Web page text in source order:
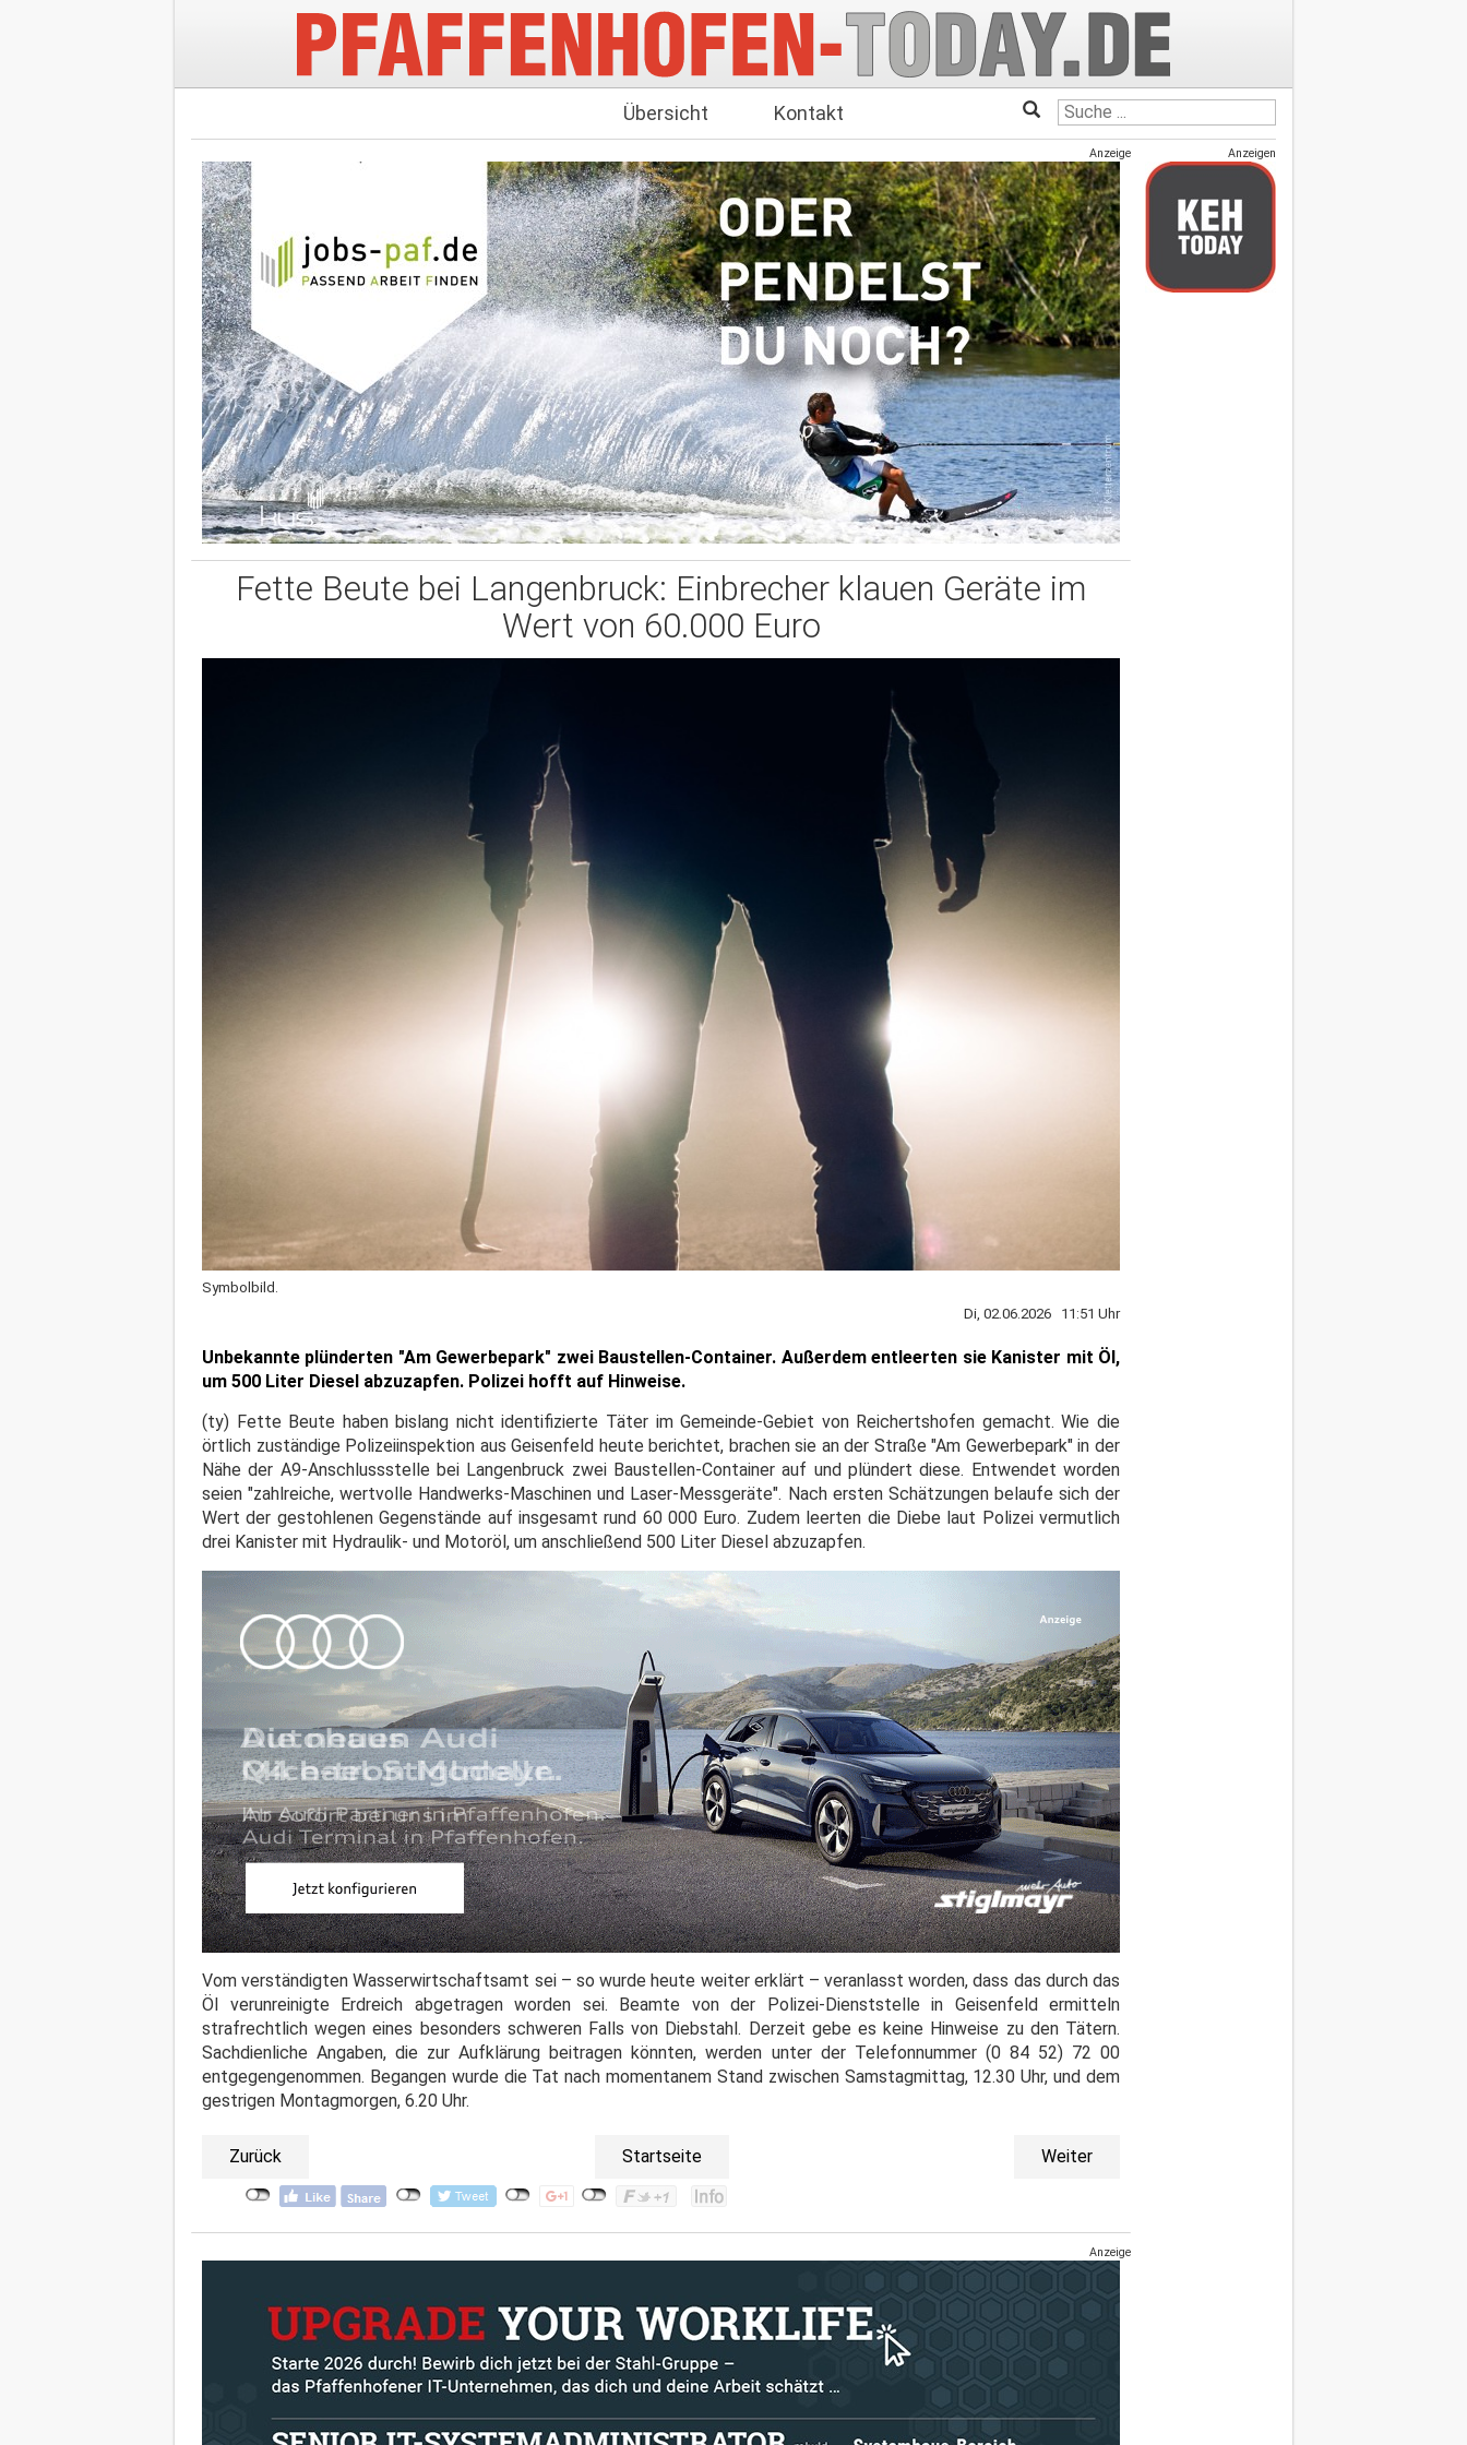
Übersicht Kontakt
Anzeige
Fette Beute bei Langenbruck: Einbrecher klauen Geräte im
Wert von 60.000 Euro
Symbolbild.
Di, 02.06.2026 11:51 Uhr
Unbekannte plünderten "Am Gewerbepark" zwei Baustellen-Container. Außerdem entleerten sie Kanister mit Öl,
um 500 Liter Diesel abzuzapfen. Polizei hofft auf Hinweise.
(ty) Fette Beute haben bislang nicht identifizierte Täter im Gemeinde-Gebiet von Reichertshofen gemacht. Wie die
örtlich zuständige Polizeiinspektion aus Geisenfeld heute berichtet, brachen sie an der Straße "Am Gewerbepark" in der
Nähe der A9-Anschlussstelle bei Langenbruck zwei Baustellen-Container auf und plündert diese. Entwendet worden
seien "zahlreiche, wertvolle Handwerks-Maschinen und Laser-Messgeräte". Nach ersten Schätzungen belaufe sich der
Wert der gestohlenen Gegenstände auf insgesamt rund 60 000 Euro. Zudem leerten die Diebe laut Polizei vermutlich
drei Kanister mit Hydraulik- und Motoröl, um anschließend 500 Liter Diesel abzuzapfen.
Vom verständigten Wasserwirtschaftsamt sei – so wurde heute weiter erklärt – veranlasst worden, dass das durch das
Öl verunreinigte Erdreich abgetragen worden sei. Beamte von der Polizei-Dienststelle in Geisenfeld ermitteln
strafrechtlich wegen eines besonders schweren Falls von Diebstahl. Derzeit gebe es keine Hinweise zu den Tätern.
Sachdienliche Angaben, die zur Aufklärung beitragen könnten, werden unter der Telefonnummer (0 84 52) 72 00
entgegengenommen. Begangen wurde die Tat nach momentanem Stand zwischen Samstagmittag, 12.30 Uhr, und dem
gestrigen Montagmorgen, 6.20 Uhr.
Zurück Startseite Weiter
Anzeige
Anzeigen